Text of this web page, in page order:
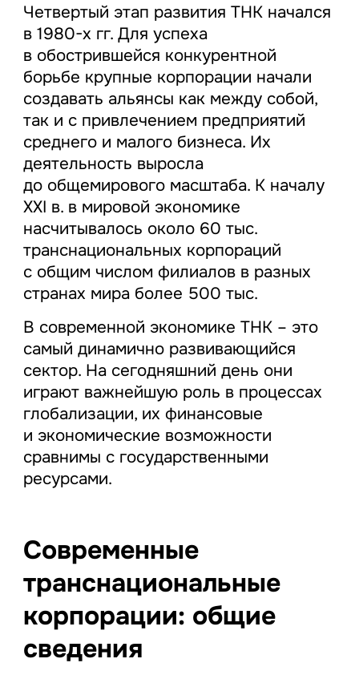
Четвертый этап развития ТНК начался
в 1980-х гг. Для успеха
в обострившейся конкурентной
борьбе крупные корпорации начали
создавать альянсы как между собой,
так и с привлечением предприятий
среднего и малого бизнеса. Их
деятельность выросла
до общемирового масштаба. К началу
XXI в. в мировой экономике
насчитывалось около 60 тыс.
транснациональных корпораций
с общим числом филиалов в разных
странах мира более 500 тыс.
В современной экономике ТНК – это
самый динамично развивающийся
сектор. На сегодняшний день они
играют важнейшую роль в процессах
глобализации, их финансовые
и экономические возможности
сравнимы с государственными
ресурсами.
Современные
транснациональные
корпорации: общие
сведения